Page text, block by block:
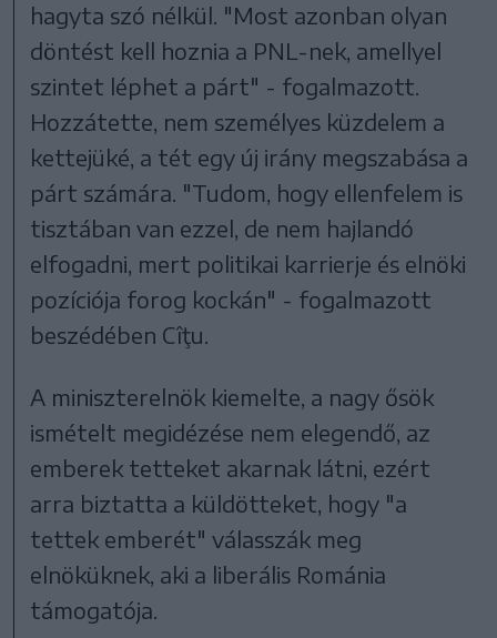
hagyta szó nélkül. "Most azonban olyan
döntést kell hoznia a PNL-nek, amellyel
szintet léphet a párt" - fogalmazott.
Hozzátette, nem személyes küzdelem a
kettejüké, a tét egy új irány megszabása a
párt számára. "Tudom, hogy ellenfelem is
tisztában van ezzel, de nem hajlandó
elfogadni, mert politikai karrierje és elnöki
pozíciója forog kockán" - fogalmazott
beszédében Cîţu.
A miniszterelnök kiemelte, a nagy ősök
ismételt megidézése nem elegendő, az
emberek tetteket akarnak látni, ezért
arra biztatta a küldötteket, hogy "a
tettek emberét" válasszák meg
elnöküknek, aki a liberális Románia
támogatója.